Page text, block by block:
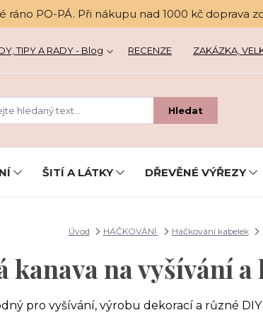
ráno PO-PÁ. Při nákupu nad 1000 kč doprava
TIPY A RADY - Blog RECENZE ZAKÁZKA,
Hledat
ŠITÍ A LÁTKY DŘEVĚNÉ VÝŘEZY
Úvod HÁČKOVÁNÍ Háčkování kabelek
kanava na vyšívání
pro vyšívání, výrobu dekorací a různé